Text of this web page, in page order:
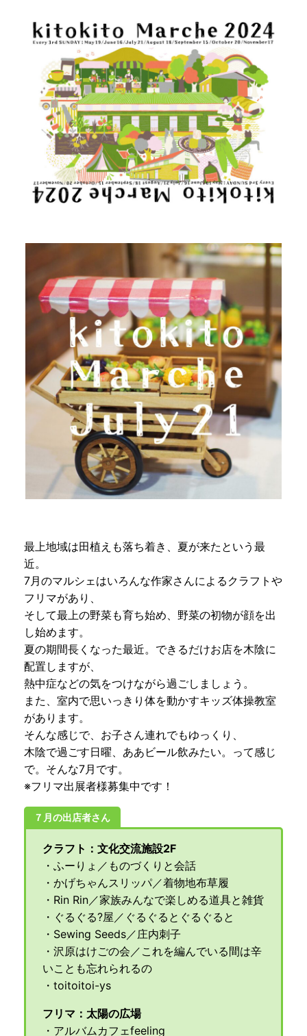
最上地域は田植えも落ち着き、夏が来たという最
近。
7月のマルシェはいろんな作家さんによるクラフトや
フリマがあり、
そして最上の野菜も育ち始め、野菜の初物が顔を出
し始めます。
夏の期間長くなった最近。できるだけお店を木陰に
配置しますが、
熱中症などの気をつけながら過ごしましょう。
また、室内で思いっきり体を動かすキッズ体操教室
があります。
そんな感じで、お子さん連れでもゆっくり、
木陰で過ごす日曜、ああビール飲みたい。って感じ
で。そんな7月です。
※フリマ出展者様募集中です！
７月の出店者さん
クラフト：文化交流施設2F
・ふーりょ／ものづくりと会話
・かげちゃんスリッパ／着物地布草履
・Rin Rin／家族みんなで楽しめる道具と雑貨
・ぐるぐる?屋／ぐるぐるとぐるぐると
・Sewing Seeds／庄内刺子
・沢原はけごの会／これを編んでいる間は辛
いことも忘れられるの
・toitoitoi-ys
フリマ：太陽の広場
・アルバムカフェfeeling